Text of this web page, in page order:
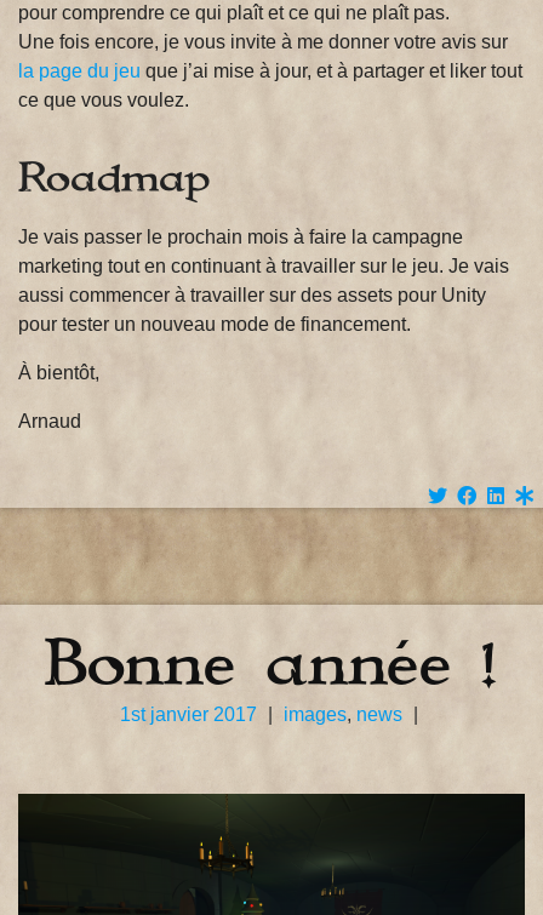
pour comprendre ce qui plaît et ce qui ne plaît pas.
Une fois encore, je vous invite à me donner votre avis sur
la page du jeu que j’ai mise à jour, et à partager et liker tout
ce que vous voulez.
Roadmap
Je vais passer le prochain mois à faire la campagne
marketing tout en continuant à travailler sur le jeu. Je vais
aussi commencer à travailler sur des assets pour Unity
pour tester un nouveau mode de financement.
À bientôt,
Arnaud
Bonne année !
1st janvier 2017 images, news